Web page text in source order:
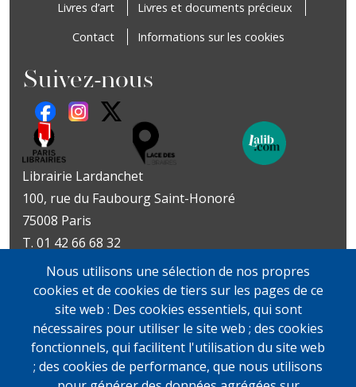
Livres d’art
Livres et documents précieux
Contact
Informations sur les cookies
Suivez-nous
Librairie Lardanchet
100, rue du Faubourg Saint-Honoré
75008 Paris
T. 01 42 66 68 32
Métro : Miromesnil | St-Philippe-du-Roule
Livres d’art
Du mardi au vendredi
10h-19h
samedi
11h-13h et 14h-19h
Livres et documents
précieux
Lundi sur rendez-vous
Du mardi au vendredi
10h-19h
samedi
Nous utilisons une sélection de nos propres
cookies et de cookies de tiers sur les pages de ce
site web : Des cookies essentiels, qui sont
nécessaires pour utiliser le site web ; des cookies
fonctionnels, qui facilitent l'utilisation du site web
; des cookies de performance, que nous utilisons